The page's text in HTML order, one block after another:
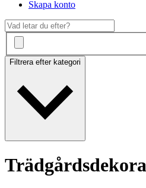
Skapa konto
Filtrera efter kategori